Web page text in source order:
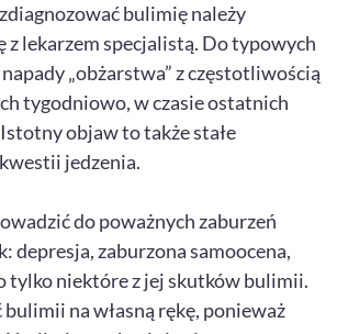
bulimię należy
z lekarzem specjalistą. Do typowych
„obżarstwa” z częstotliwością
tygodniowo, w czasie ostatnich
objaw to także stałe
jedzenia.
do poważnych zaburzeń
depresja, zaburzona samoocena,
tylko niektóre z jej skutków bulimii.
na własną rękę, ponieważ